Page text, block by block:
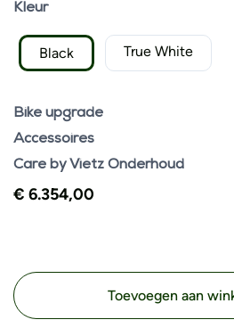
Kleur
Black True White
Bike upgrade
Accessoires
Care by Vietz Onderhoud
€ 6.354,00
Toevoegen aan